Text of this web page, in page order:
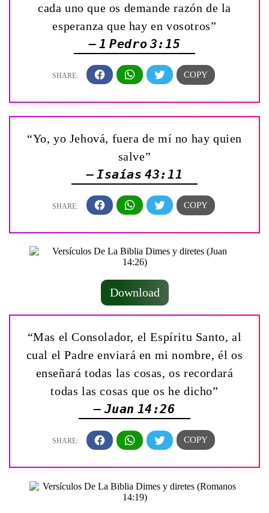
cada uno que os demande razón de la
esperanza que hay en vosotros”
— 1 Pedro 3:15
“Yo, yo Jehová, fuera de mí no hay quien
salve”
— Isaías 43:11
Download
“Mas el Consolador, el Espíritu Santo, al
cual el Padre enviará en mi nombre, él os
enseñará todas las cosas, os recordará
todas las cosas que os he dicho”
— Juan 14:26